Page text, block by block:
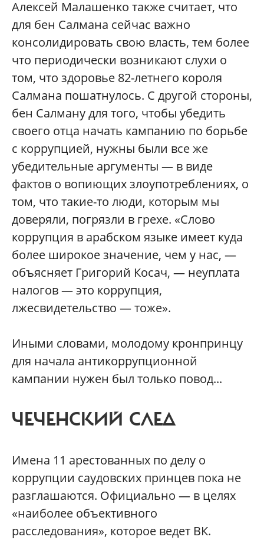
Алексей Малашенко также считает, что
для бен Салмана сейчас важно
консолидировать свою власть, тем более
что периодически возникают слухи о
том, что здоровье 82-летнего короля
Салмана пошатнулось. С другой стороны,
бен Салману для того, чтобы убедить
своего отца начать кампанию по борьбе
с коррупцией, нужны были все же
убедительные аргументы — в виде
фактов о вопиющих злоупотреблениях, о
том, что такие-то люди, которым мы
доверяли, погрязли в грехе. «Слово
коррупция в арабском языке имеет куда
более широкое значение, чем у нас, —
объясняет Григорий Косач, — неуплата
налогов — это коррупция,
лжесвидетельство — тоже».
Иными словами, молодому кронпринцу
для начала антикоррупционной
кампании нужен был только повод...
ЧЕЧЕНСКИЙ СЛЕД
Имена 11 арестованных по делу о
коррупции саудовских принцев пока не
разглашаются. Официально — в целях
«наиболее объективного
расследования», которое ведет ВК.